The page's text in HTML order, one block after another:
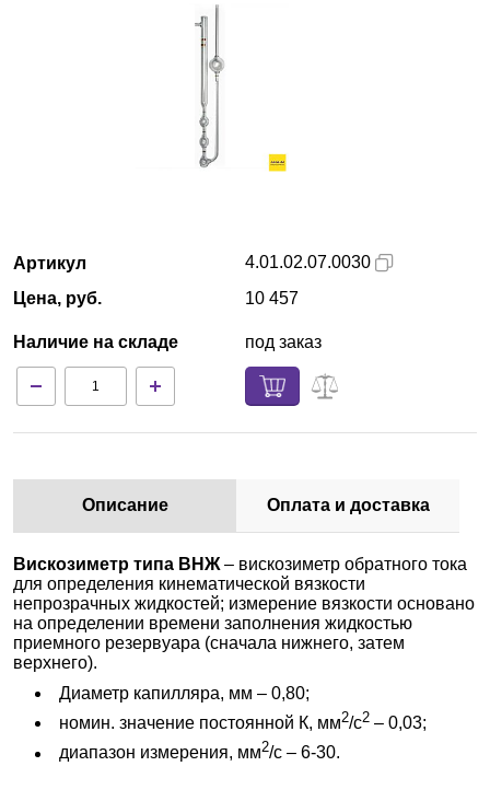
Партнеры
Доставка и оплата
Артикул
Цена, руб.
Наличие на складе
4.01.02.07.0030
10 457
под заказ
Описание Оплата и доставка
Вискозиметр типа ВНЖ – вискозиметр обратного тока
для определения кинематической вязкости
непрозрачных жидкостей; измерение вязкости основано
на определении времени заполнения жидкостью
приемного резервуара (сначала нижнего, затем
верхнего).
Диаметр капилляра, мм – 0,80;
номин. значение постоянной К, мм2/с2 – 0,03;
диапазон измерения, мм2/с – 6-30.